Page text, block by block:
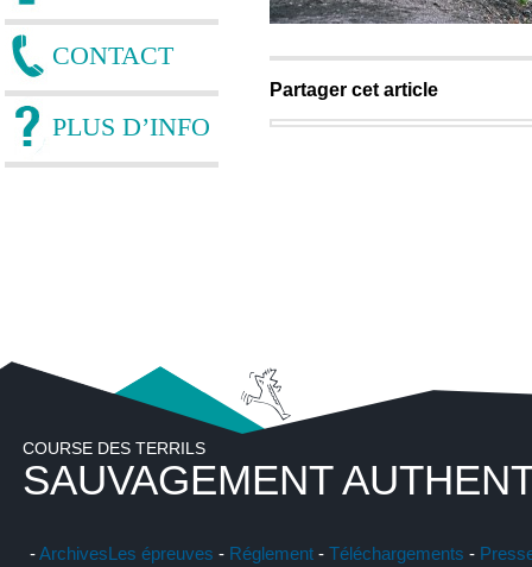
CONTACT
PLUS D’INFO
Partager cet article
COURSE DES TERRILS
SAUVAGEMENT
-ArchivesLes épreuves - Réglement - Téléchargements -